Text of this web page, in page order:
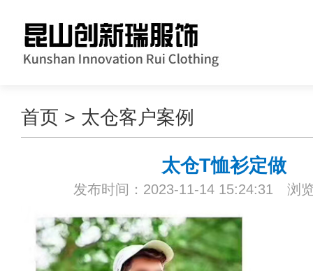
首页 > 太仓客户案例
太仓T恤衫定做
发布时间：2023-11-14 15:24:31 浏